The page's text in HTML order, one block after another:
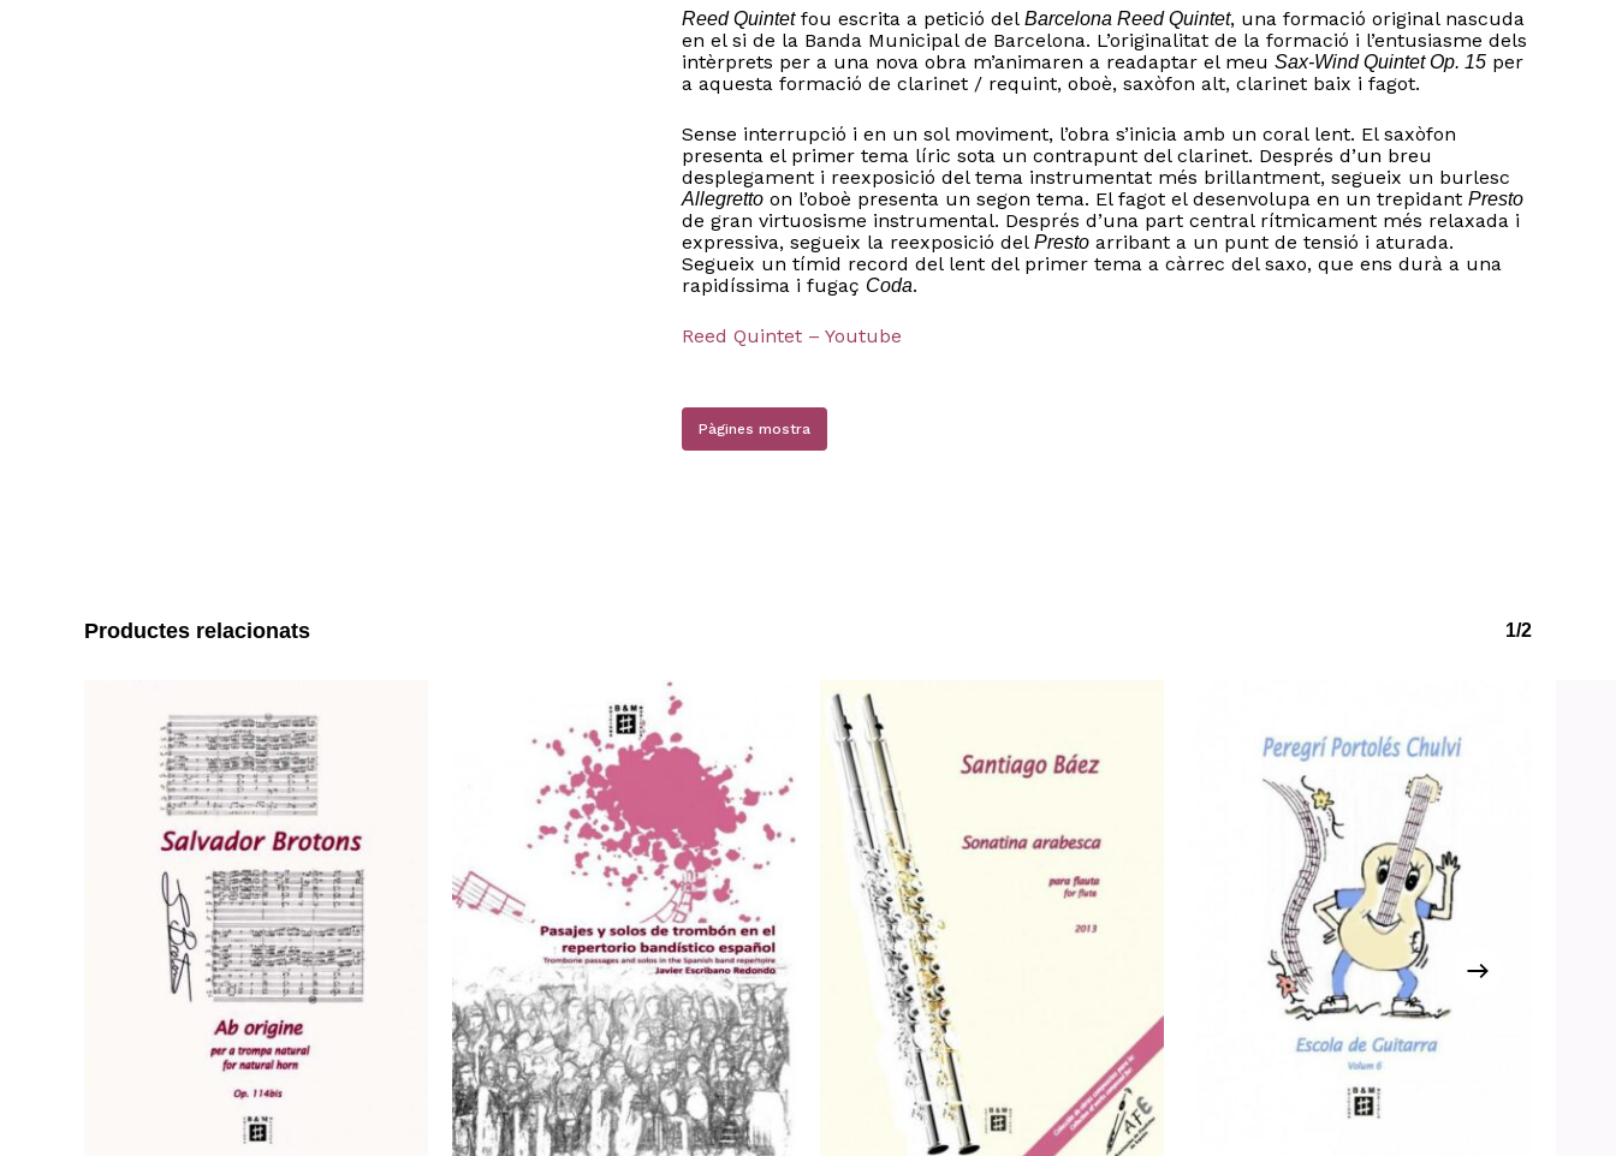
No hi ha productes a la cistella.
Go to shop
Reed Quintetfou escrita a petició del Barcelona Reed Quintet, una formació original nascuda
en el si de la Banda Municipal de Barcelona. L’originalitat de la formació i l’entusiasme dels
intèrprets per a una nova obra m’animaren a readaptar el meu Sax-Wind Quintet Op. 15per
a aquesta formació de clarinet / requint, oboè, saxòfon alt, clarinet baix i fagot.
Sense interrupció i en un sol moviment, l’obra s’inicia amb un coral lent. El saxòfon
presenta el primer tema líric sota un contrapunt del clarinet. Després d’un breu
desplegament i reexposició del tema instrumentat més brillantment, segueix un burlesc
Allegrettoon l’oboè presenta un segon tema. El fagot el desenvolupa en un trepidant Presto
de gran virtuosisme instrumental. Després d’una part central rítmicament més relaxada i
expressiva, segueix la reexposició del Prestoarribant a un punt de tensió i aturada.
Segueix un tímid record del lent del primer tema a càrrec del saxo, que ens durà a una
rapidíssima i fugaç Coda.
Reed Quintet – Youtube
Pàgines mostra
Productes relacionats 1/2